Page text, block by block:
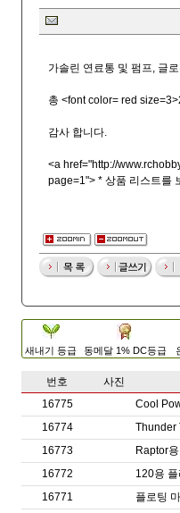
가솔린 연료통 및 펌프, 글
총 <font color= red
감사 합니다.
<a href="http://
page=1"> * 상품 리스트를
새내기 등급 동메달 1% DC등급
번호
사진
16775
Cool
16774
Thunder
16773
Raptor
16772
120용
16771
플로팅